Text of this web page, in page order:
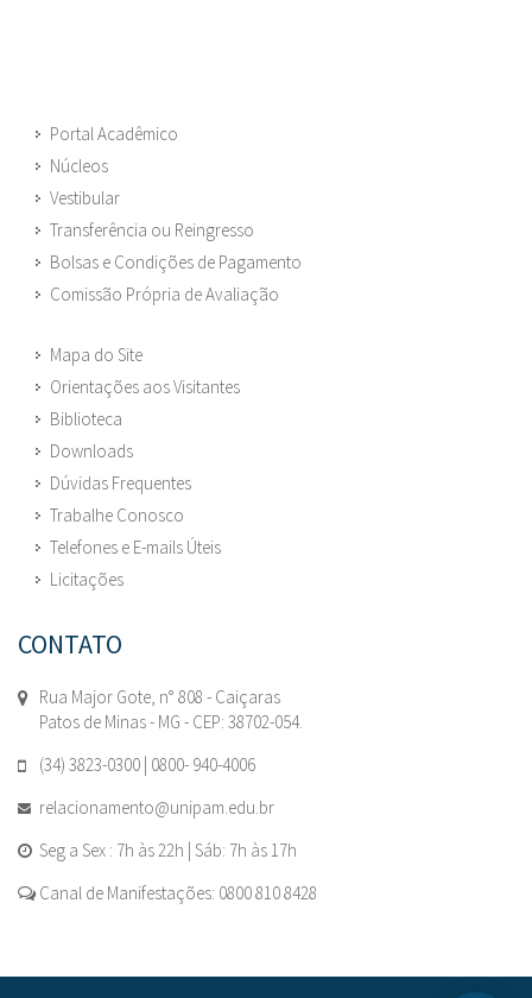
Portal Acadêmico
Núcleos
Vestibular
Transferência ou Reingresso
Bolsas e Condições de Pagamento
Comissão Própria de Avaliação
Mapa do Site
Orientações aos Visitantes
Biblioteca
Downloads
Dúvidas Frequentes
Trabalhe Conosco
Telefones e E-mails Úteis
Licitações
CONTATO
Rua Major Gote, n° 808 - Caiçaras
Patos de Minas - MG - CEP: 38702-054.
(34) 3823-0300 | 0800- 940-4006
relacionamento@unipam.edu.br
Seg a Sex : 7h às 22h | Sáb: 7h às 17h
Canal de Manifestações: 0800 810 8428